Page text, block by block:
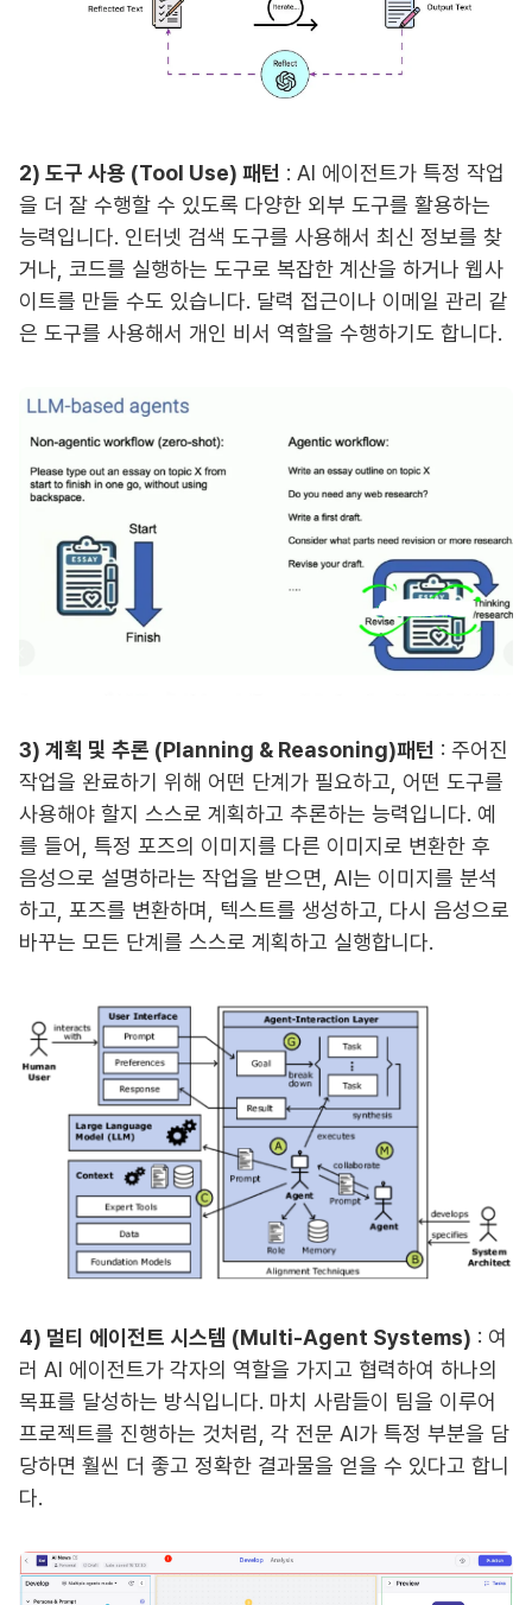
2) 도구 사용 (Tool Use) 패턴 : AI 에이전트가 특정 작업
을 더 잘 수행할 수 있도록 다양한 외부 도구를 활용하는
능력입니다. 인터넷 검색 도구를 사용해서 최신 정보를 찾
거나, 코드를 실행하는 도구로 복잡한 계산을 하거나 웹사
이트를 만들 수도 있습니다. 달력 접근이나 이메일 관리 같
은 도구를 사용해서 개인 비서 역할을 수행하기도 합니다.
3) 계획 및 추론 (Planning & Reasoning)패턴 : 주어진
작업을 완료하기 위해 어떤 단계가 필요하고, 어떤 도구를
사용해야 할지 스스로 계획하고 추론하는 능력입니다. 예
를 들어, 특정 포즈의 이미지를 다른 이미지로 변환한 후
음성으로 설명하라는 작업을 받으면, AI는 이미지를 분석
하고, 포즈를 변환하며, 텍스트를 생성하고, 다시 음성으로
바꾸는 모든 단계를 스스로 계획하고 실행합니다.
4) 멀티 에이전트 시스템 (Multi-Agent Systems) : 여
러 AI 에이전트가 각자의 역할을 가지고 협력하여 하나의
목표를 달성하는 방식입니다. 마치 사람들이 팀을 이루어
프로젝트를 진행하는 것처럼, 각 전문 AI가 특정 부분을 담
당하면 훨씬 더 좋고 정확한 결과물을 얻을 수 있다고 합니
다.